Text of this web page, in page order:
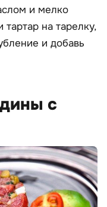
и мелко
на тарелку,
и добавь
с